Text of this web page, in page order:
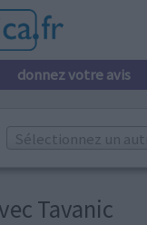
donnez votre avis
Sélectionnez un
Tavanic